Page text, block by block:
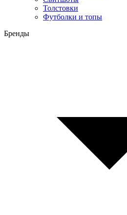
Толстовки
Футболки и топы
Бренды